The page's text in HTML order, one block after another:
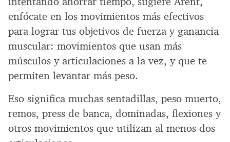
enfócate en los movimientos más efectivos
para lograr tus objetivos de fuerza y ganancia
muscular: movimientos que usan más
músculos y articulaciones a la vez, y que te
permiten levantar más peso.
Eso significa muchas sentadillas, peso muerto,
remos, press de banca, dominadas, flexiones y
otros movimientos que utilizan al menos dos